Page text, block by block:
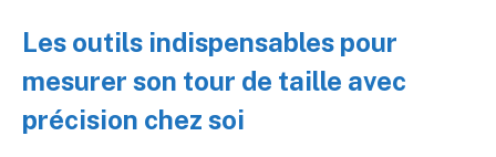
Les outils indispensables pour
mesurer son tour de taille avec
précision chez soi